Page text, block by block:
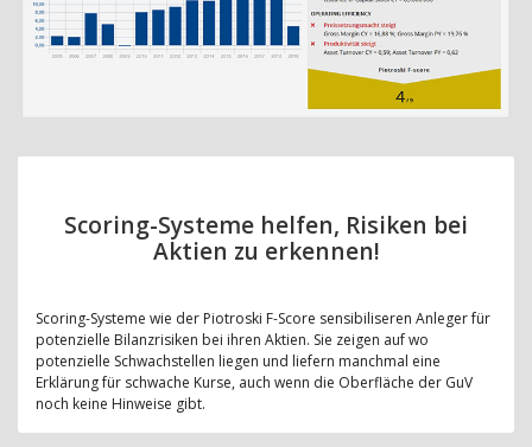
Scoring-Systeme helfen, Risiken bei
Aktien zu erkennen!
Scoring-Systeme wie der Piotroski F-Score sensibiliseren Anleger für
potenzielle Bilanzrisiken bei ihren Aktien. Sie zeigen auf wo
potenzielle Schwachstellen liegen und liefern manchmal eine
Erklärung für schwache Kurse, auch wenn die Oberfläche der GuV
noch keine Hinweise gibt.